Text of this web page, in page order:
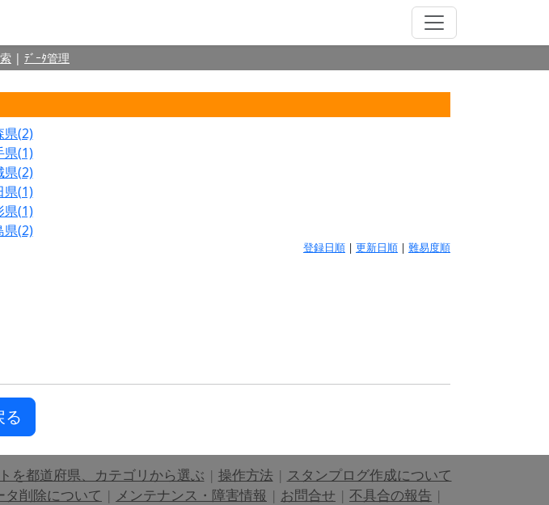
| ﾃﾞｰﾀ管理
県(2)
県(1)
県(2)
県(1)
県(1)
県(2)
登録日順 | 更新日順 | 難易度順
る
を都道府県、カテゴリから選ぶ | 操作方法| スタンプログ作成について
タ削除について | メンテナンス・障害情報 | お問合せ | 不具合の報告 |